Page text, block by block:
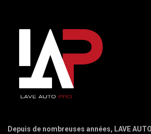
Depuis de nombreuses années, LAVE